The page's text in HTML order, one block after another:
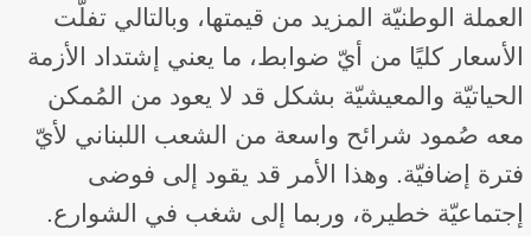
العملة الوطنيّة المزيد من قيمتها، وبالتالي تفلّت
الأسعار كليًا من أيّ ضوابط، ما يعني إشتداد الأزمة
الحياتيّة والمعيشيّة بشكل قد لا يعود من المُمكن
معه صُمود شرائح واسعة من الشعب اللبناني لأيّ
فترة إضافيّة. وهذا الأمر قد يقود إلى فوضى
إجتماعيّة خطيرة، وربما إلى شغب في الشوارع.